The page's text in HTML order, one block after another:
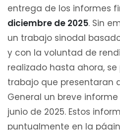
entrega de los informes
diciembre de 2025. Sin
un trabajo sinodal
y con la voluntad de
realizado hasta ahora,
trabajo que presentaran
General un breve
junio de 2025. Estos
puntualmente en la